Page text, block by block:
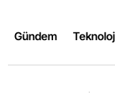
Gündem